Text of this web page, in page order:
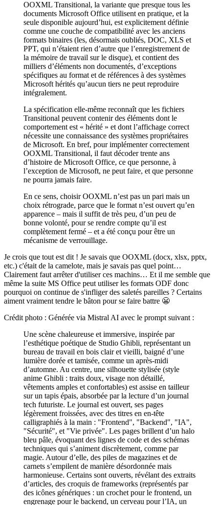
OOXML Transitional, la variante que presque tous les
documents Microsoft Office utilisent en pratique, et la
seule disponible aujourd’hui, est explicitement définie
comme une couche de compatibilité avec les anciens
formats binaires (les, désormais oubliés, DOC, XLS et
PPT, qui n’étaient rien d’autre que l’enregistrement de
la mémoire de travail sur le disque), et contient des
milliers d’éléments non documentés, d’exceptions
spécifiques au format et de références à des systèmes
Microsoft hérités qu’aucun tiers ne peut reproduire
intégralement.
La spécification elle-même reconnaît que les fichiers
Transitional peuvent contenir des éléments dont le
comportement est « hérité » et dont l’affichage correct
nécessite une connaissance des systèmes propriétaires
de Microsoft. En bref, pour implémenter correctement
OOXML Transitional, il faut décoder trente ans
d’histoire de Microsoft Office, ce que personne, à
l’exception de Microsoft, ne peut faire, et que personne
ne pourra jamais faire.
En ce sens, choisir OOXML n’est pas un pari mais un
choix rétrograde, parce que le format n’est ouvert qu’en
apparence ‒ mais il suffit de très peu, d’un peu de
bonne volonté, pour se rendre compte qu’il est
complètement fermé ‒ et a été conçu pour être un
mécanisme de verrouillage.
Je crois que tout est dit ! Je savais que OOXML (docx, xlsx, pptx,
etc.) c'était de la camelote, mais je savais pas quel point…
Clairement faut arrêter d'utiliser ces machins… Et il me semble que
même la suite MS Office peut utiliser les formats ODF donc
pourquoi on continue de s'infliger des saletés pareilles ? Certains
aiment vraiment tendre le bâton pour se faire battre 😬
Crédit photo : Générée via Mistral AI avec le prompt suivant :
Une scène chaleureuse et immersive, inspirée par
l’esthétique poétique de Studio Ghibli, représentant un
bureau de travail en bois clair et vieilli, baigné d’une
lumière dorée et tamisée, comme un après-midi
d’automne. Au centre, une silhouette stylisée (style
anime Ghibli : traits doux, visage non détaillé,
vêtements amples et confortables) est assise en tailleur
sur un tapis épais, absorbée par la lecture d’un journal
tech futuriste. Le journal est ouvert, ses pages
légèrement froissées, avec des titres en en-tête
calligraphiés à la main : "Frontend", "Backend", "IA",
"Sécurité", et "Vie privée". Les pages brillent d’un halo
bleu pâle, évoquant des lignes de code et des schémas
techniques qui s’animent discrètement, comme par
magie. Autour d’elle, des piles de magazines et de
carnets s’empilent de manière désordonnée mais
harmonieuse. Certains sont ouverts, révélant des extraits
d’articles, des croquis de frameworks (représentés par
des icônes génériques : un crochet pour le frontend, un
engrenage pour le backend, un cerveau pour l’IA, un